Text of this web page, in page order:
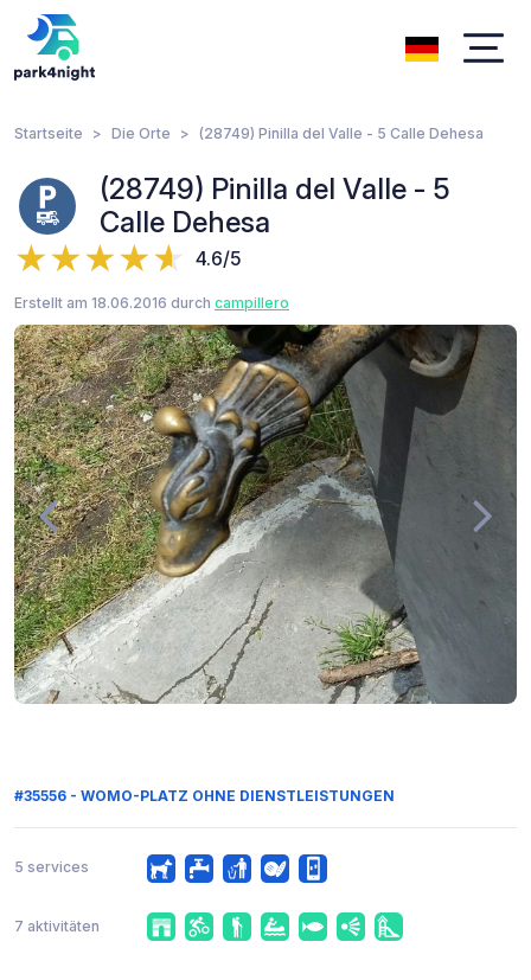
Startseite Die Orte (28749) Pinilla del Valle - 5 Calle Dehesa
(28749) Pinilla del Valle - 5
Calle Dehesa
4.6/5
Erstellt am 18.06.2016 durch campillero
#35556 - WOMO-PLATZ OHNE DIENSTLEISTUNGEN
5 services
7 aktivitäten